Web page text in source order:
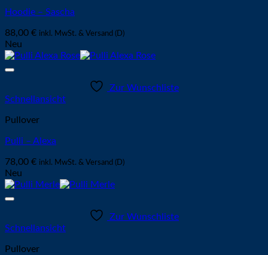
Hoodie – Sascha
88,00 € inkl. MwSt. & Versand (D)
Neu
Zur Wunschliste
Schnellansicht
Pullover
Pulli – Alexa
78,00 € inkl. MwSt. & Versand (D)
Neu
Zur Wunschliste
Schnellansicht
Pullover